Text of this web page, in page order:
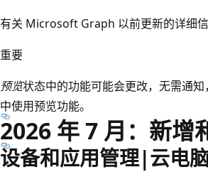
有关 Microsoft Graph 以前更新的详细
重要
预览状态中的功能可能会更改，无需通
中使用预览功能。
2026 年 7 月：新增
设备和应用管理|云电